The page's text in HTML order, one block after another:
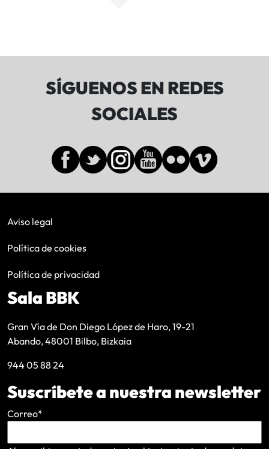
SÍGUENOS EN REDES
SOCIALES
Aviso legal
Política de cookies
Política de privacidad
Sala BBK
Gran Vía de Don Diego López de Haro, 19-21
Abando, 48001 Bilbo, Bizkaia
944 05 88 24
Suscríbete a nuestra newsletter
Correo*